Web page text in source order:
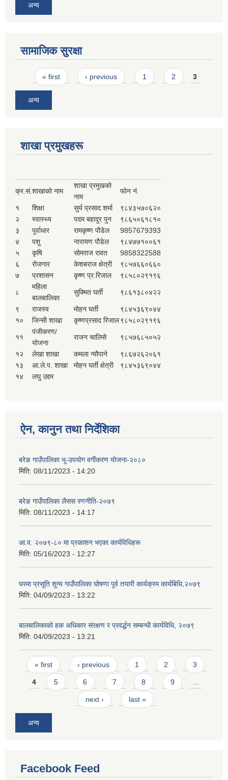
अन्य
सामाजिक सुरक्षा
Pages
« first ‹ previous 1 2 3
अन्य
शाखा प्रमुखहरू
क्र.सं.शाखाको नाम
शाखा प्रमुखको
नाम
फोन नं.
१ शिक्षा सुर्य प्रसाद शर्मा
९८४३५७०६२०
२
स्वास्थ्य पदम बहादुर पुन
९८६५०६१८१०
३
पूर्वाधार रामकृष्ण पौडेल
9857679393
४
पशु नारायण पौडेल
९८४७७१००६१
५
कृषि सोमराज रावत
9858322588
६
रोजगार केशबराज क्षेत्री
९८५७६६०६६०
७
प्रशासन कृष्ण प्र.रिजाल ९८५८०२९१९६
८
महिला
बालबालिका
सुक्मित घर्ती ९८६१३८०४२२
९ राजस्व मोहन घर्ती
९८४५३६९०४४
१०
जिन्सी शाखा कृष्णप्रसाद रिजाल९८५८०२९१९६
११
पंजीकरण/
योजना
राजन चालिसे ९८५७६८५०५२
१२ लेखा शाखा कमला न्यौपाने
९८६७२६२०६१
१३
आ.ले.प. शाखा मोहन घर्ती क्षेत्री
९८४५३६९०४४
१४
लघु उद्दम
ऐन, कानुन तथा निर्देशिका
बरेङ गाउँपालिका भू-उपयोग वर्गीकरण योजना-२०८०
मिति: 08/11/2023 - 14:20
बरेङ गाउँपालिका लैसस रणनीति-२०७९
मिति: 08/11/2023 - 14:17
आ.व. २०७९-८० मा प्रकाशन भएका कार्यविधिहरू
मिति: 05/16/2023 - 12:27
घरमा प्रसूति शून्य गाउँपालिका घोषणा पूर्व तयारी कार्यक्रम कार्यबिधि,२०७९
मिति: 04/09/2023 - 13:22
बालबालिकाको हक अधिकार संरक्षण र प्रवर्द्धन सम्बन्धी कार्यविधि, २०७९
मिति: 04/09/2023 - 13:21
Pages
« first ‹ previous 1 2 3
4 5 6 7 8 9
next › last »
अन्य
Facebook Feed